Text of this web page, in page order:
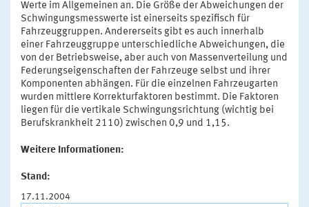
Werte im Allgemeinen an. Die Größe der Abweichungen der
Schwingungsmesswerte ist einerseits spezifisch für
Fahrzeuggruppen. Andererseits gibt es auch innerhalb
einer Fahrzeuggruppe unterschiedliche Abweichungen, die
von der Betriebsweise, aber auch von Massenverteilung und
Federungseigenschaften der Fahrzeuge selbst und ihrer
Komponenten abhängen. Für die einzelnen Fahrzeugarten
wurden mittlere Korrekturfaktoren bestimmt. Die Faktoren
liegen für die vertikale Schwingungsrichtung (wichtig bei
Berufskrankheit 2110) zwischen 0,9 und 1,15.
Weitere Informationen:
Stand:
17.11.2004